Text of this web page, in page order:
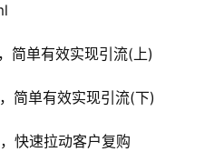
简单有效实现引流(上)
简单有效实现引流(下)
快速拉动客户复购